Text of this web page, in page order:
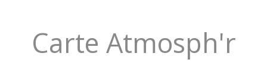
Carte Atmosph'r